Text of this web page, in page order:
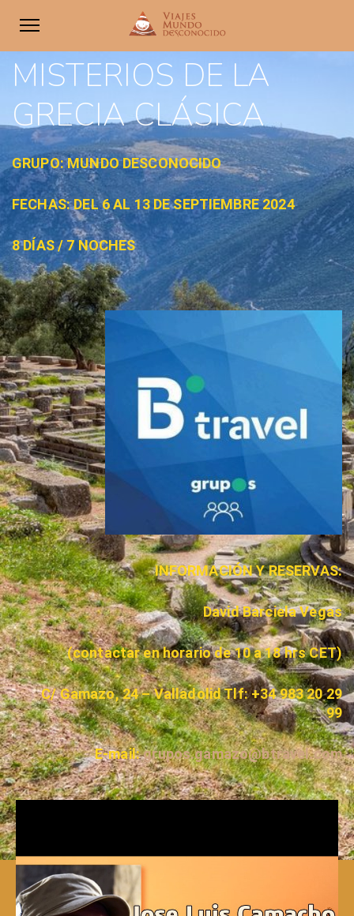
MISTERIOS DE LA
GRECIA CLÁSICA
GRUPO: MUNDO DESCONOCIDO
FECHAS: DEL 6 AL 13 DE SEPTIEMBRE 2024
8 DÍAS / 7 NOCHES
INFORMACIÓN Y RESERVAS:
David Barciela Vegas
(contactar en horario de 10 a 18 hrs CET)
C/ Gamazo, 24 – Valladolid Tlf: +34 983 20 29
99
E-mail:grupos.gamazo@btravel.com